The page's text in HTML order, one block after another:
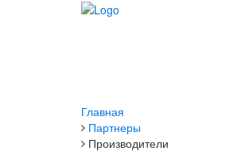
Главная
Партнеры
Производители